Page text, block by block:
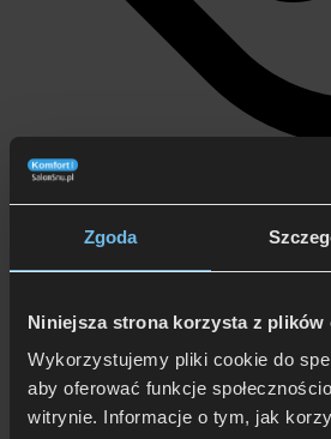
Zgoda
Niniejsza strona korzysta z plików
Wykorzystujemy pliki cookie do
aby oferować funkcje
witrynie. Informacje o tym, jak
506 626 678- Zamów telefonicznie
Zadzwoń i dowiedz się, jak dostać rabat!